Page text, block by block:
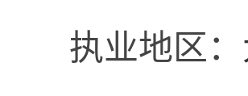
执业地区：